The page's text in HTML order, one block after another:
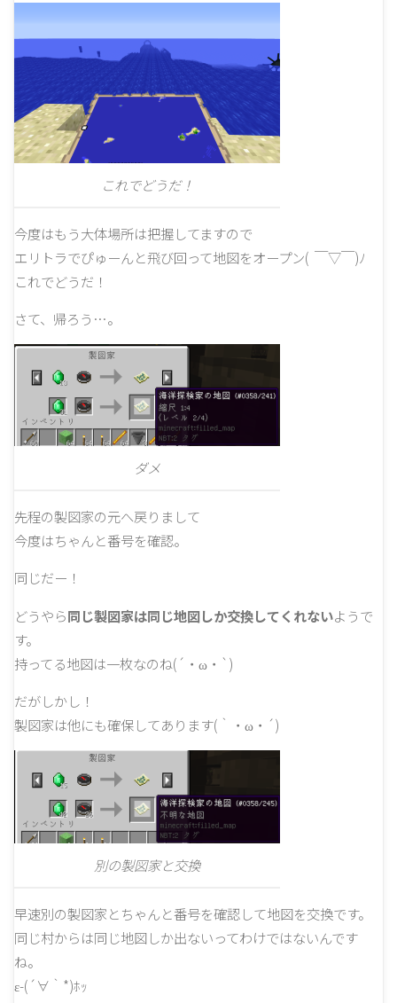
これでどうだ！
今度はもう大体場所は把握してますので
エリトラでぴゅーんと飛び回って地図をオープン( ￣▽￣)ﾉ
これでどうだ！
さて、帰ろう…。
ダメ
先程の製図家の元へ戻りまして
今度はちゃんと番号を確認。
同じだー！
どうやら同じ製図家は同じ地図しか交換してくれないようで
す。
持ってる地図は一枚なのね(´・ω・`)
だがしかし！
製図家は他にも確保してあります(｀・ω・´)
別の製図家と交換
早速別の製図家とちゃんと番号を確認して地図を交換です。
同じ村からは同じ地図しか出ないってわけではないんです
ね。
ε-(´∀｀*)ﾎｯ